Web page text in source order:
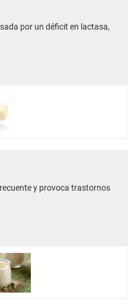
por un déficit en lactasa,
y provoca trastornos